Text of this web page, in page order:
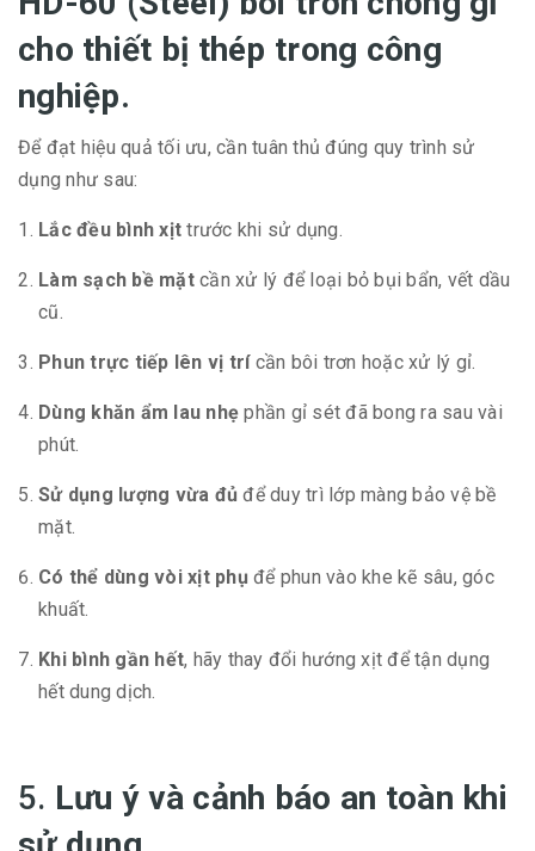
cho thiết bị thép trong công
nghiệp.
Để đạt hiệu quả tối ưu, cần tuân thủ đúng quy trình sử
dụng như sau:
Lắc đều bình xịt trước khi sử dụng.
Làm sạch bề mặtcần xử lý để loại bỏ bụi bẩn, vết dầu
cũ.
Phun trực tiếp lên vị trícần bôi trơn hoặc xử lý gỉ.
Dùng khăn ẩm lau nhẹ phần gỉ sét đã bong ra sau vài
phút.
Sử dụng lượng vừa đủ để duy trì lớp màng bảo vệ bề
mặt.
Có thể dùng vòi xịt phụ để phun vào khe kẽ sâu, góc
khuất.
Khi bình gần hết, hãy thay đổi hướng xịt để tận dụng
hết dung dịch.
5. Lưu ý và cảnh báo an toàn khi